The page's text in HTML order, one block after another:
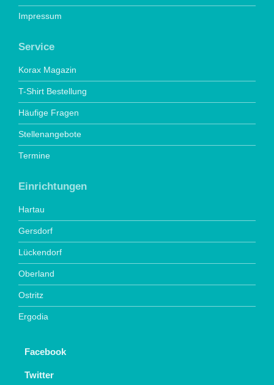
Impressum
Service
Korax Magazin
T-Shirt Bestellung
Häufige Fragen
Stellenangebote
Termine
Einrichtungen
Hartau
Gersdorf
Lückendorf
Oberland
Ostritz
Ergodia
Facebook
Twitter